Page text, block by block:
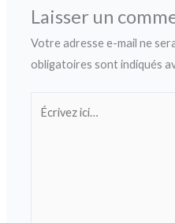
Laisser un
Votre adresse e-mail ne
obligatoires sont indiqués